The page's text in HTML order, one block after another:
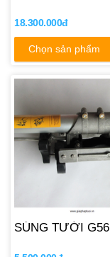
18.300.000đ
Chọn sản phẩm
SÚNG TƯỚI G56